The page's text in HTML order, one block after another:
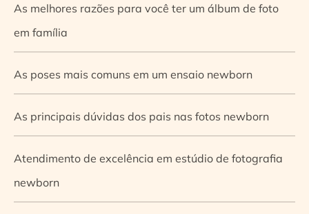
As melhores razões para você ter um álbum de foto
em família
As poses mais comuns em um ensaio newborn
As principais dúvidas dos pais nas fotos newborn
Atendimento de excelência em estúdio de fotografia
newborn